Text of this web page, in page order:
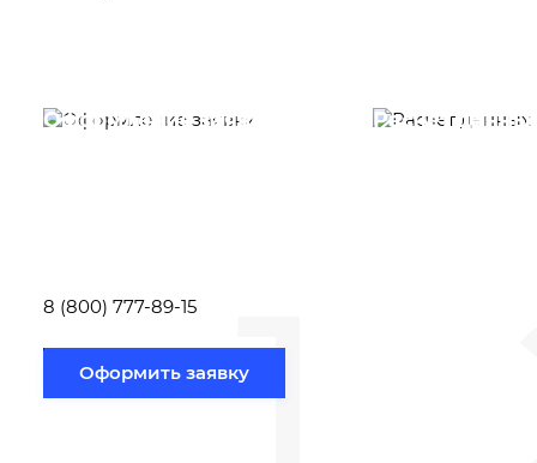
1
Оформление заявки
8 (800) 777-89-15
Оформить заявку
Расчет